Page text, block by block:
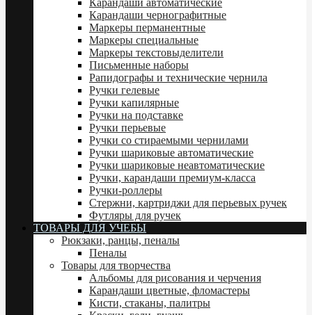
Карандаши чернографитные
Маркеры перманентные
Маркеры специальные
Маркеры текстовыделители
Письменные наборы
Рапидографы и технические чернила
Ручки гелевые
Ручки капилярные
Ручки на подставке
Ручки перьевые
Ручки со стираемыми чернилами
Ручки шариковые автоматические
Ручки шариковые неавтоматические
Ручки, карандаши премиум-класса
Ручки-роллеры
Стержни, картриджи для перьевых ручек
Футляры для ручек
ТОВАРЫ ДЛЯ УЧЕБЫ
Рюкзаки, ранцы, пеналы
Пеналы
Товары для творчества
Альбомы для рисования и черчения
Карандаши цветные, фломастеры
Кисти, стаканы, палитры